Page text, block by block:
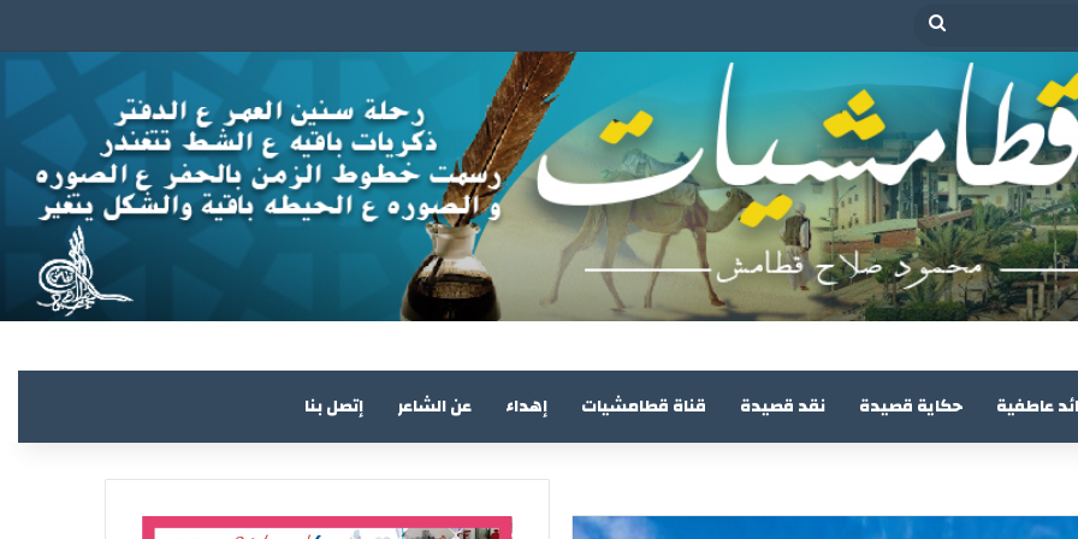
بحث
عاطفية حكاية قصيدة نقد قصيدة قناة قطامشيات إهداء عن الشاعر إتصل بنا